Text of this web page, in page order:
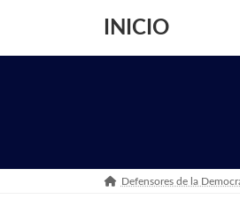
navegación
INICIO
Defensores de la